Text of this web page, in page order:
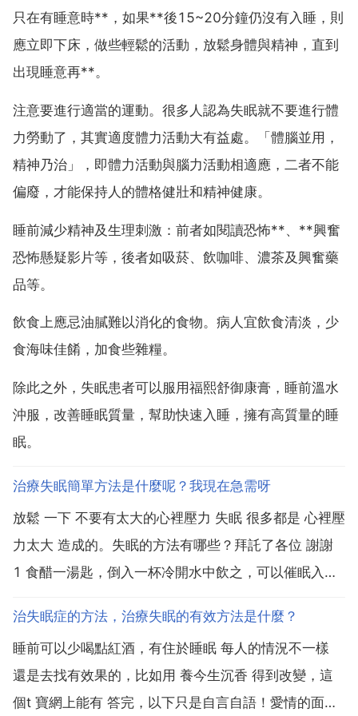
只在有睡意時**，如果**後15~20分鐘仍沒有入睡，則
應立即下床，做些輕鬆的活動，放鬆身體與精神，直到
出現睡意再**。
注意要進行適當的運動。很多人認為失眠就不要進行體
力勞動了，其實適度體力活動大有益處。「體腦並用，
精神乃治」，即體力活動與腦力活動相適應，二者不能
偏廢，才能保持人的體格健壯和精神健康。
睡前減少精神及生理刺激：前者如閱讀恐怖**、**興奮
恐怖懸疑影片等，後者如吸菸、飲咖啡、濃茶及興奮藥
品等。
飲食上應忌油膩難以消化的食物。病人宜飲食清淡，少
食海味佳餚，加食些雜糧。
除此之外，失眠患者可以服用福熙舒御康膏，睡前溫水
沖服，改善睡眠質量，幫助快速入睡，擁有高質量的睡
眠。
治療失眠簡單方法是什麼呢？我現在急需呀
放鬆 一下 不要有太大的心裡壓力 失眠 很多都是 心裡壓
力太大 造成的。失眠的方法有哪些？拜託了各位 謝謝
1 食醋一湯匙，倒入一杯冷開水中飲之，可以催眠入睡
粟米 熬粥，有令人入睡的療效。3 血虛失眠者，可常服
藕粉，或用小火煨藕加蜂蜜適量吃 也可...
治失眠症的方法，治療失眠的有效方法是什麼？
睡前可以少喝點紅酒，有住於睡眠 每人的情況不一樣
還是去找有效果的，比如用 養今生沉香 得到改變，這
個t 寶網上能有 答完，以下只是自言自語！愛情的面目